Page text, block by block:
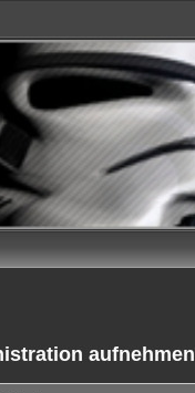
aufnehmen